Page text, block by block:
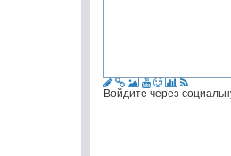
Войдите через